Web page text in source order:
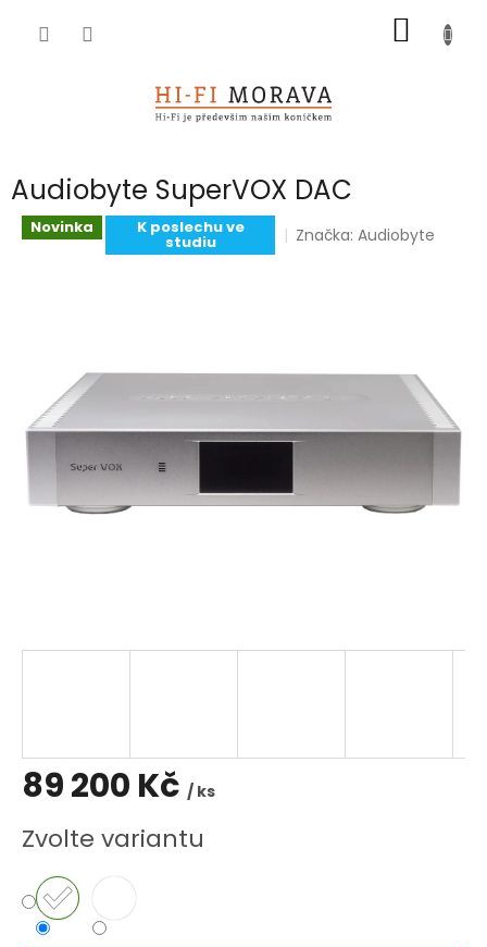
KOŠÍK
Audiobyte SuperVOX DAC
Novinka K poslechu ve
studiu Značka:Audiobyte
89 200 Kč / ks
cena:
Zvolte variantu